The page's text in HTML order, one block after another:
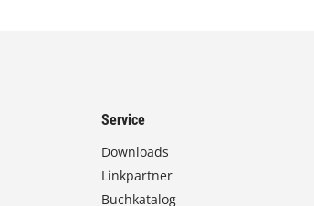
Service
Downloads
Linkpartner
Buchkatalog